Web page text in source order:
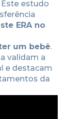
estudo
ERA no
um bebê.
validam a
e destacam
da